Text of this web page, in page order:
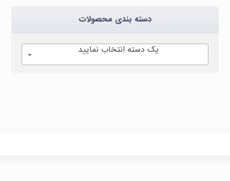
دسته بندی محصولات
یک دسته انتخاب نمایید